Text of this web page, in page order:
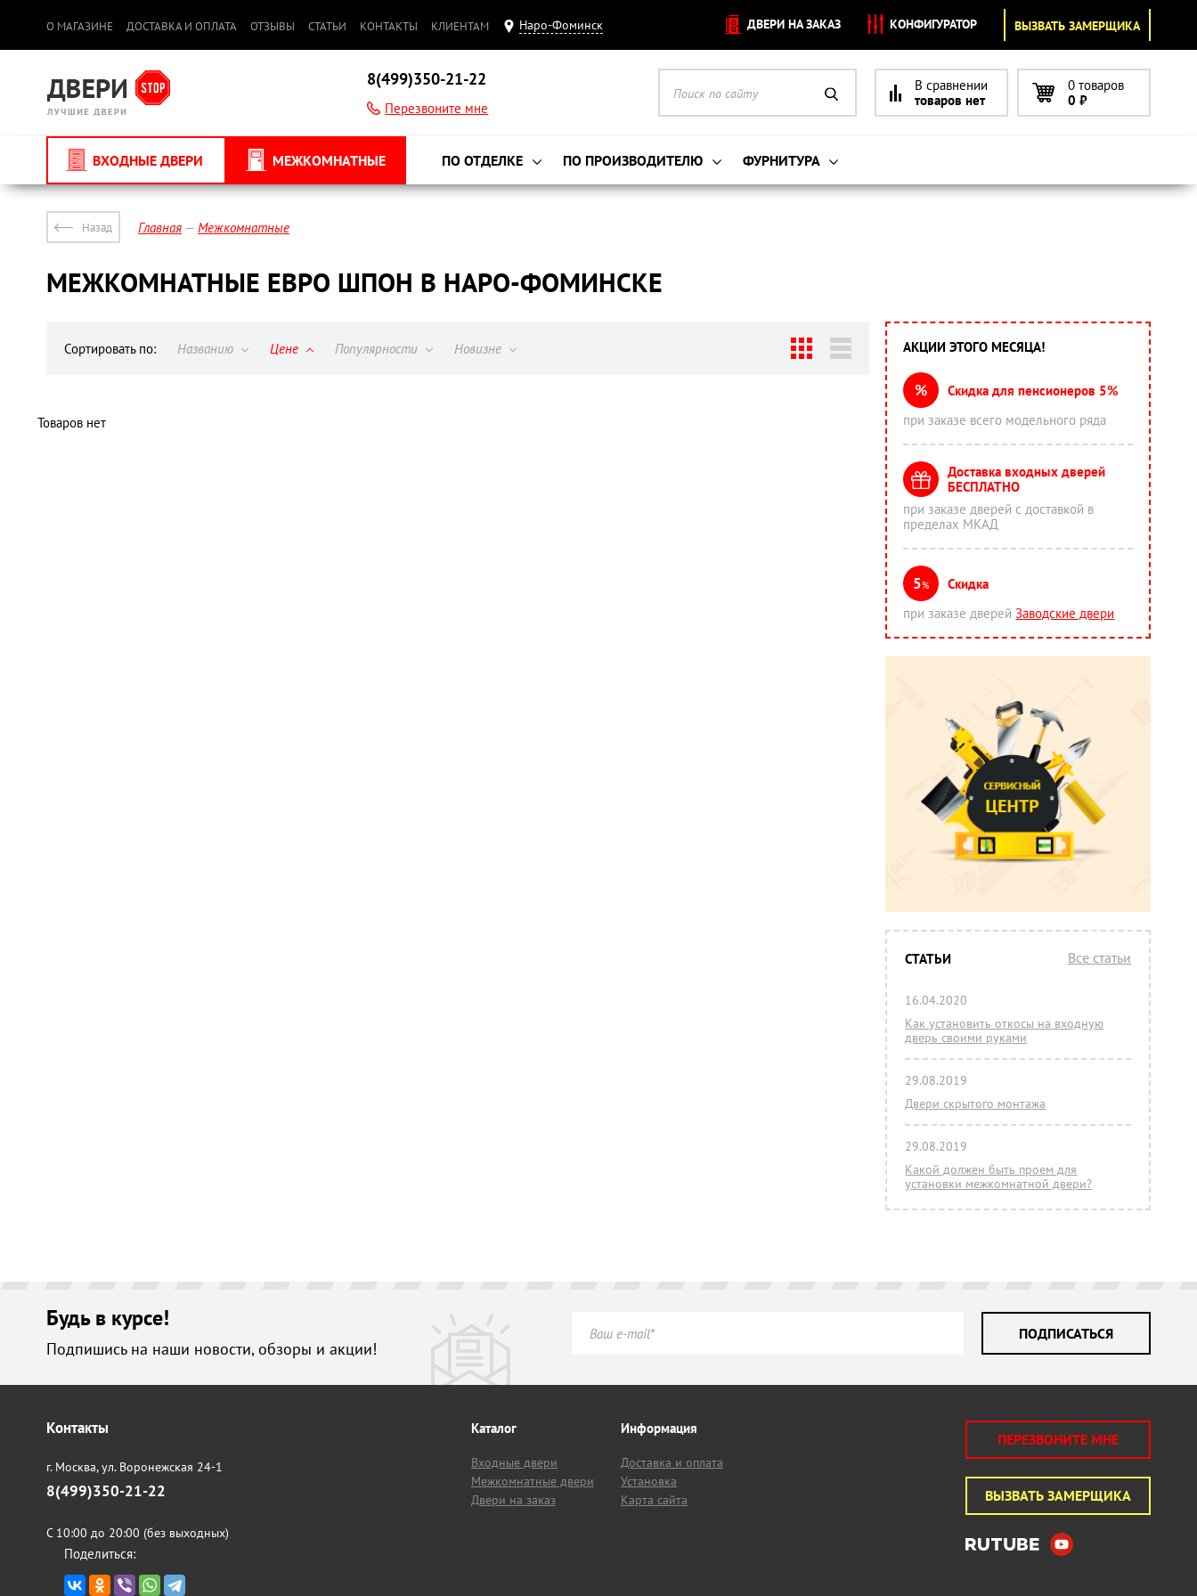
О МАГАЗИНЕ ДОСТАВКА И ОПЛАТА ОТЗЫВЫ СТАТЬИ КОНТАКТЫ КЛИЕНТАМ Наро-Фоминск ДВЕРИ НА ЗАКАЗ КОНФИГУРАТОР ВЫЗВАТЬ ЗАМЕРЩИКА
8(499)350-21-22
Перезвоните мне
В сравнении
товаров нет
0 товаров
0 ₽
ВХОДНЫЕ ДВЕРИ МЕЖКОМНАТНЫЕ ПО ОТДЕЛКЕ ПО ПРОИЗВОДИТЕЛЮ ФУРНИТУРА
Назад Главная Межкомнатные
МЕЖКОМНАТНЫЕ ЕВРО ШПОН В НАРО-ФОМИНСКЕ
Сортировать по: Названию Цене Популярности Новизне
Товаров нет
АКЦИИ ЭТОГО МЕСЯЦА!
%
Скидка для пенсионеров 5%
при заказе всего модельного ряда
Доставка входных дверей
БЕСПЛАТНО
при заказе дверей с доставкой в
пределах МКАД
5%
Скидка
при заказе дверейЗаводские двери
СТАТЬИ Все статьи
16.04.2020
Как установить откосы на входную
дверь своими руками
29.08.2019
Двери скрытого монтажа
29.08.2019
Какой должен быть проем для
установки межкомнатной двери?
Будь в курсе!
Подпишись на наши новости, обзоры и акции!
ПОДПИСАТЬСЯ
Контакты
г. Москва,ул. Воронежская 24-1
8(499)350-21-22
С 10:00 до 20:00 (без выходных)
Каталог
Входные двери
Межкомнатные двери
Двери на заказ
Информация
Доставка и оплата
Установка
Карта сайта
ПЕРЕЗВОНИТЕ МНЕ
ВЫЗВАТЬ ЗАМЕРЩИКА
Поделиться: